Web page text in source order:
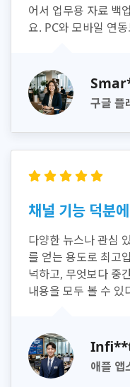
어서 업무용 자료 백
요. PC와 모바일 연
구글 플
채널 기능 덕분
다양한 뉴스나 관심
를 얻는 용도로 최고
넉하고, 무엇보다 중
내용을 모두 볼 수 있
애플 앱